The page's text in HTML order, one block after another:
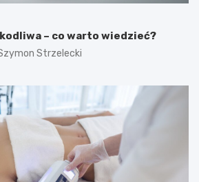
– co warto wiedzieć?
Strzelecki